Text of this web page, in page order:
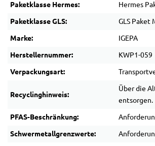
Paketklasse Hermes: Hermes
Paketklasse GLS: GLS Paket
Marke: IGEPA
Herstellernummer: KWP1-059
Verpackungsart:
Recyclinghinweis:
Über die
entsorgen.
PFAS-Beschränkung:
Schwermetallgrenzwerte: